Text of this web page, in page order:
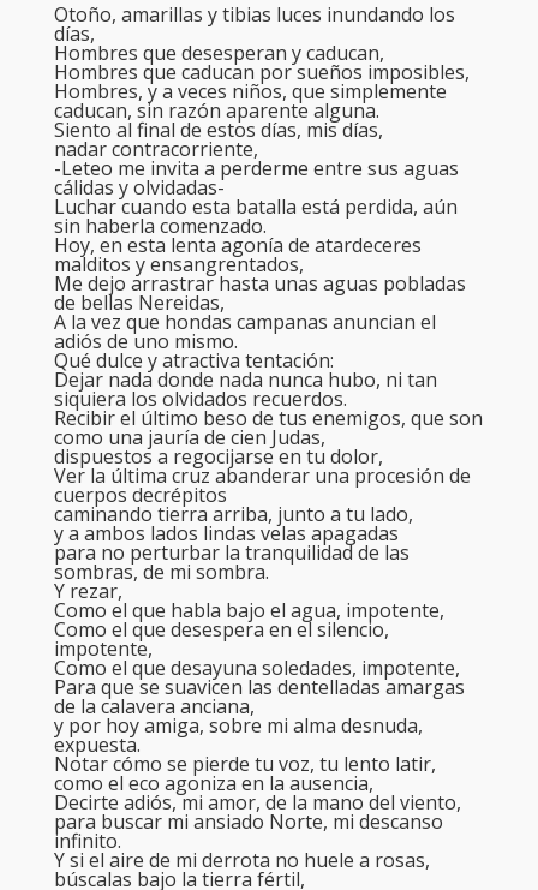
Otoño, amarillas y tibias luces inundando los
días,
Hombres que desesperan y caducan,
Hombres que caducan por sueños imposibles,
Hombres, y a veces niños, que simplemente
caducan, sin razón aparente alguna.
Siento al final de estos días, mis días,
nadar contracorriente,
-Leteo me invita a perderme entre sus aguas
cálidas y olvidadas-
Luchar cuando esta batalla está perdida, aún
sin haberla comenzado.
Hoy, en esta lenta agonía de atardeceres
malditos y ensangrentados,
Me dejo arrastrar hasta unas aguas pobladas
de bellas Nereidas,
A la vez que hondas campanas anuncian el
adiós de uno mismo.
Qué dulce y atractiva tentación:
Dejar nada donde nada nunca hubo, ni tan
siquiera los olvidados recuerdos.
Recibir el último beso de tus enemigos, que son
como una jauría de cien Judas,
dispuestos a regocijarse en tu dolor,
Ver la última cruz abanderar una procesión de
cuerpos decrépitos
caminando tierra arriba, junto a tu lado,
y a ambos lados lindas velas apagadas
para no perturbar la tranquilidad de las
sombras, de mi sombra.
Y rezar,
Como el que habla bajo el agua, impotente,
Como el que desespera en el silencio,
impotente,
Como el que desayuna soledades, impotente,
Para que se suavicen las dentelladas amargas
de la calavera anciana,
y por hoy amiga, sobre mi alma desnuda,
expuesta.
Notar cómo se pierde tu voz, tu lento latir,
como el eco agoniza en la ausencia,
Decirte adiós, mi amor, de la mano del viento,
para buscar mi ansiado Norte, mi descanso
infinito.
Y si el aire de mi derrota no huele a rosas,
búscalas bajo la tierra fértil,